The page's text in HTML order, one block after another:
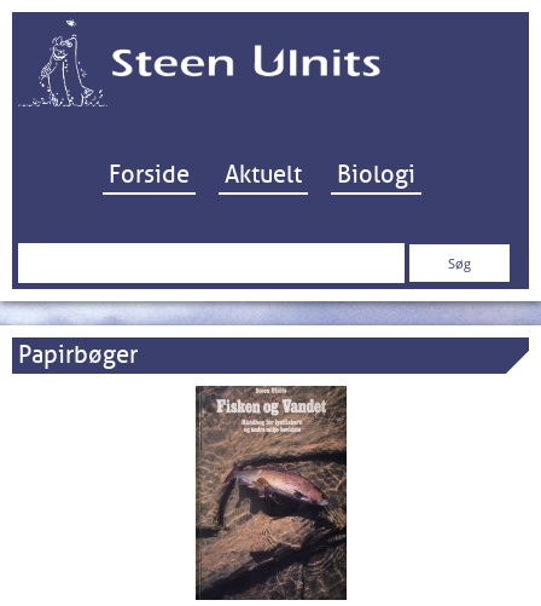
Hop til indhold
Forside Aktuelt Biologi
Søg
Papirbøger